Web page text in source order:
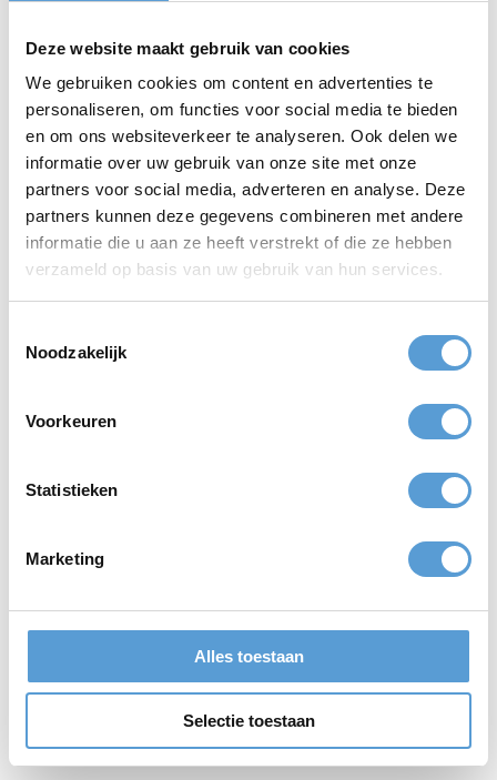
Deze website maakt gebruik van cookies
We gebruiken cookies om content en advertenties te
personaliseren, om functies voor social media te bieden
en om ons websiteverkeer te analyseren. Ook delen we
informatie over uw gebruik van onze site met onze
partners voor social media, adverteren en analyse. Deze
partners kunnen deze gegevens combineren met andere
informatie die u aan ze heeft verstrekt of die ze hebben
verzameld op basis van uw gebruik van hun services.
Noodzakelijk
Voorkeuren
Statistieken
Marketing
Alles toestaan
Selectie toestaan
Blog
Beachclub Copacabana
Om de zoveel tijd lichten wij
samenwerkingen toe. Deze
keer: Beachclub Copacabana!
Blog
College
Introductiedag of
organiseren? Een
sfeerimpressie...
aan Zee
Beleving aan Zee?